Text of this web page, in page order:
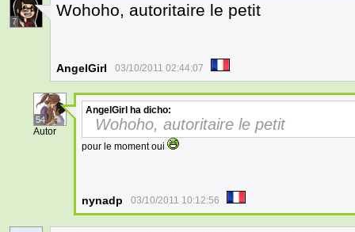
7
Wohoho, autoritaire le petit
AngelGirl 03/10/2011 02:44:07
54
Autor
AngelGirl ha dicho:
Wohoho, autoritaire le petit
pour le moment oui
nynadp 03/10/2011 10:12:56